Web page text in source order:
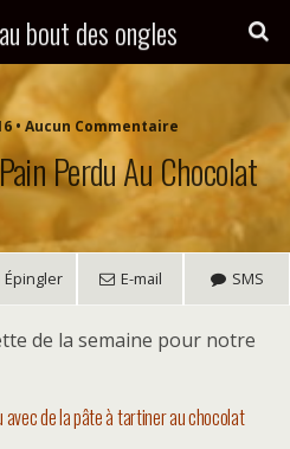
bout des ongles
• Aucun Commentaire
Perdu Au Chocolat
Épingler E-mail SMS
de la semaine pour notre
avec de la pâte à tartiner au chocolat